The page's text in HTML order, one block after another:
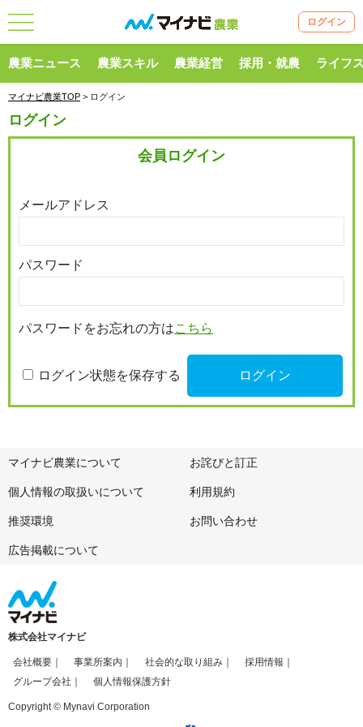
ログイン
農業ニュース 農業スキル 農業経営 採用・就農 ライフ
マイナビ農業TOP > ログイン
ログイン
会員ログイン
メールアドレス
パスワード
パスワードをお忘れの方はこちら
ログイン状態を保存する
マイナビ農業について お詫びと訂正
個人情報の取扱いについて 利用規約
推奨環境 お問い合わせ
広告掲載について
株式会社マイナビ
会社概要 事業所案内 社会的な取り組み
採用情報
グループ会社
個人情報保護方針
Copyright © Mynavi Corporation